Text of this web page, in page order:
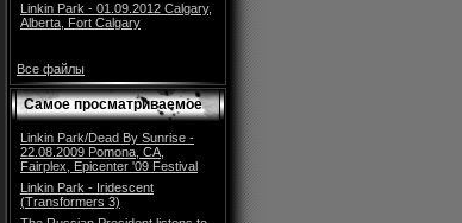
Linkin Park - 01.09.2012 Calgary,
Alberta, Fort Calgary
Все файлы
Самое просматриваемое
Linkin Park/Dead By Sunrise -
22.08.2009 Pomona, CA,
Fairplex, Epicenter '09 Festival
Linkin Park - Iridescent
(Transformers 3)